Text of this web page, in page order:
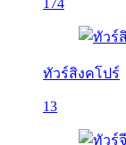
174
ทัวร์สิงคโปร์
13